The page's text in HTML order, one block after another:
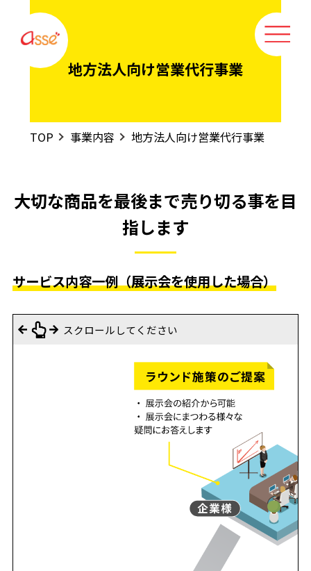
地方法人向け営業代行事業
TOP 事業内容 地方法人向け営業代行事業
大切な商品を最後まで売り切る事を目
指します
サービス内容一例（展示会を使用した場合）
スクロールしてください